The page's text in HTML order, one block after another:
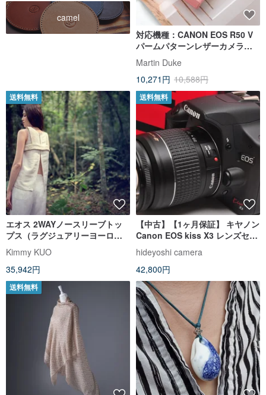
camel
対応機種：CANON EOS R50 V
パームパターンレザーカメラベ
ースケース
Martin Duke
10,271円 10,588円
送料無料
エオス 2WAYノースリーブトッ
プス（ラグジュアリーヨーロッ
パコレクション）
Kimmy KUO
35,942円
送料無料
【中古】【1ヶ月保証】 キヤノン
Canon EOS kiss X3 レンズセッ
ト 動画撮影
hideyoshi camera
42,800円
送料無料